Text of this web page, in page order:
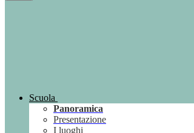
Scuola
Panoramica
Presentazione
I luoghi